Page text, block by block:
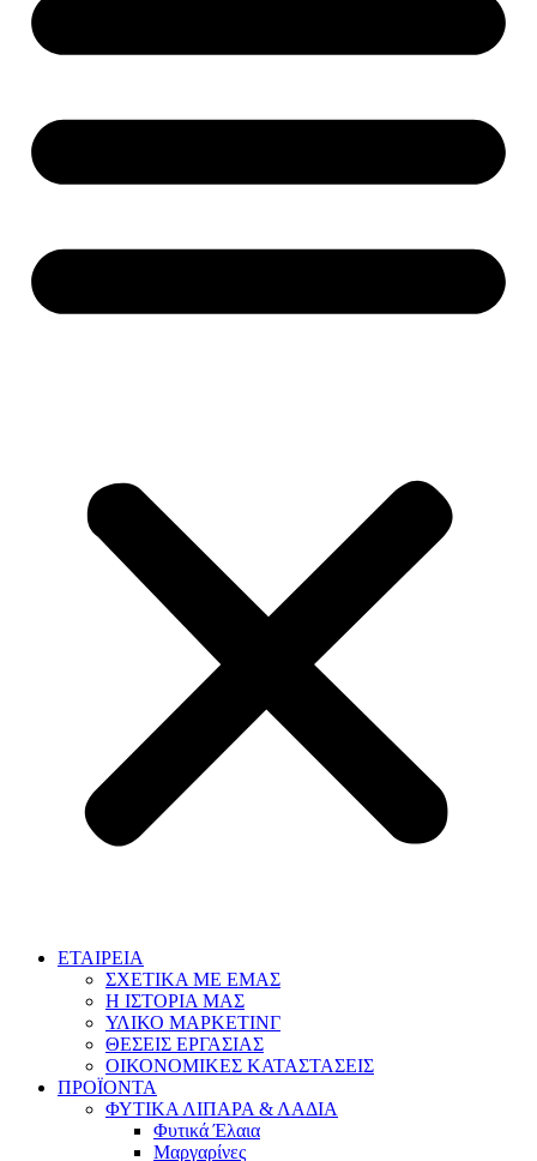
ΕΤΑΙΡΕΙΑ
ΣΧΕΤΙΚΑ ΜΕ ΕΜΑΣ
Η ΙΣΤΟΡΙΑ ΜΑΣ
ΥΛΙΚΟ ΜΑΡΚΕΤΙΝΓ
ΘΕΣΕΙΣ ΕΡΓΑΣΙΑΣ
ΟΙΚΟΝΟΜΙΚΕΣ ΚΑΤΑΣΤΑΣΕΙΣ
ΠΡΟΪΟΝΤΑ
ΦΥΤΙΚΑ ΛΙΠΑΡΑ & ΛΑΔΙΑ
Φυτικά Έλαια
Μαργαρίνες